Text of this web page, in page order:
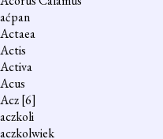
aćpan
Actaea
Actis
Activa
Acus
Acz[6]
aczkoli
aczkolwiek